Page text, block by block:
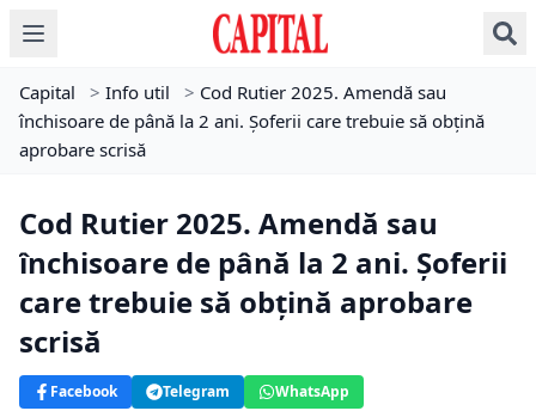
Capital > Info util > Cod Rutier 2025. Amendă sau
închisoare de până la 2 ani. Șoferii care trebuie să obțină
aprobare scrisă
Cod Rutier 2025. Amendă sau
închisoare de până la 2 ani. Șoferii
care trebuie să obțină aprobare
scrisă
Facebook Telegram WhatsApp